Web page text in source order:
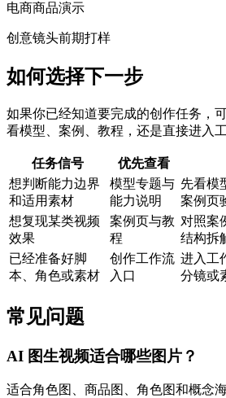
电商商品演示
创意镜头前期打样
如何选择下一步
如果你已经知道要完成的创作任务，
看模型、案例、教程，还是直接进入工
任务信号 优先查看
想判断能力边界
和适用素材
模型专题与
能力说明
先看模
案例页
想复现某类视频
效果
案例页与教
程
对照案
结构拆
已经准备好脚
本、角色或素材
创作工作流
入口
进入工
分镜或
常见问题
AI 图生视频适合哪些图片？
适合角色图、商品图、角色图和概念